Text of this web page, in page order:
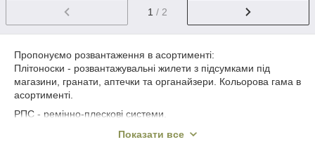
1 / 2
Пропонуємо розвантаження в асортименті:
Плітоноски - розвантажувальні жилети з підсумками під
магазини, гранати, аптечки та органайзери. Кольорова гама в
асортименті.
РПС - ремінно-плескові системи.
Ми пропонуємо тільки кращу якість від перевірених турецьких
Показати все